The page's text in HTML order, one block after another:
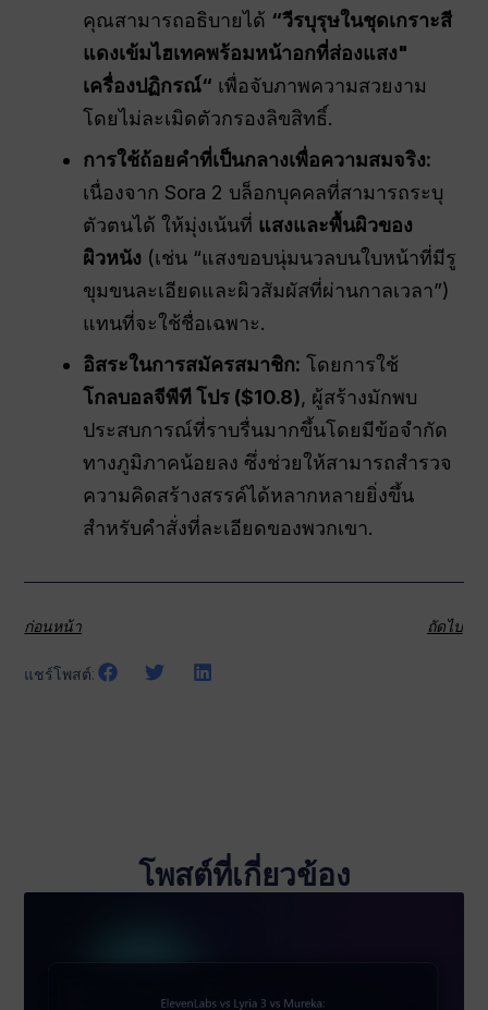
คุณสามารถอธิบายได้ “วีรบุรุษในชุดเกราะสี
แดงเข้มไฮเทคพร้อมหน้าอกที่ส่องแสง"
เครื่องปฏิกรณ์“ เพื่อจับภาพความสวยงาม
โดยไม่ละเมิดตัวกรองลิขสิทธิ์.
การใช้ถ้อยคำที่เป็นกลางเพื่อความสมจริง:
เนื่องจาก Sora 2 บล็อกบุคคลที่สามารถระบุ
ตัวตนได้ ให้มุ่งเน้นที่ แสงและพื้นผิวของ
ผิวหนัง (เช่น “แสงขอบนุ่มนวลบนใบหน้าที่มีรู
ขุมขนละเอียดและผิวสัมผัสที่ผ่านกาลเวลา”)
แทนที่จะใช้ชื่อเฉพาะ.
อิสระในการสมัครสมาชิก: โดยการใช้
โกลบอลจีพีที โปร ($10.8), ผู้สร้างมักพบ
ประสบการณ์ที่ราบรื่นมากขึ้นโดยมีข้อจำกัด
ทางภูมิภาคน้อยลง ซึ่งช่วยให้สามารถสำรวจ
ความคิดสร้างสรรค์ได้หลากหลายยิ่งขึ้น
สำหรับคำสั่งที่ละเอียดของพวกเขา.
ก่อนหน้า ถัดไป
แชร์โพสต์:
โพสต์ที่เกี่ยวข้อง